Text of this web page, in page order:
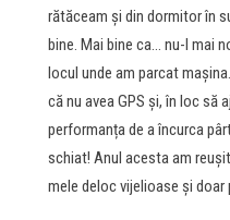
rătăceam și din dormitor în
bine. Mai bine ca… nu-l mai
locul unde am parcat
că nu avea GPS și, în loc să
performanța de a încurca
schiat! Anul acesta am
mele deloc vijelioase și doar